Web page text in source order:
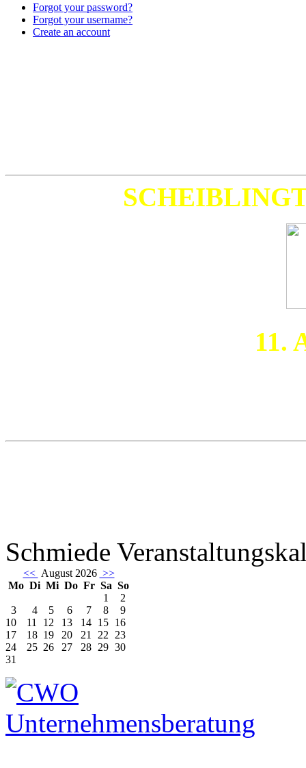
Forgot your password?
Forgot your username?
Create an account
11.
Schmiede
<< August 2026 >>
Mo Di Mi Do Fr Sa So
1
2
3
4 5 6 7 8
9
10
11 12 13 14 15 16
17
18 19 20 21 22
23
24
25 26 27 28 29 30
31